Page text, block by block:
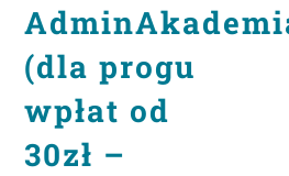
(dla progu
wpłat od
30zł –